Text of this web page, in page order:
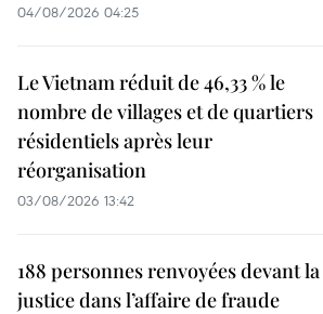
04/08/2026 04:25
Le Vietnam réduit de 46,33 % le
nombre de villages et de quartiers
résidentiels après leur
réorganisation
03/08/2026 13:42
188 personnes renvoyées devant la
justice dans l’affaire de fraude